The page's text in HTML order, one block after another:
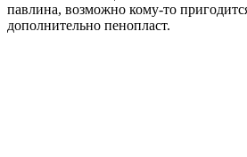
павлина, возможно кому-то
дополнительно пенопласт.